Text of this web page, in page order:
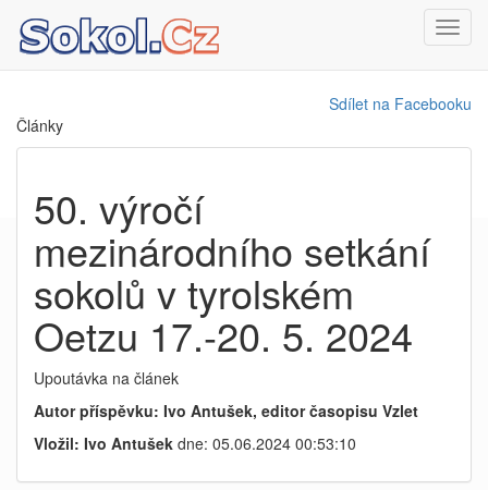
Sdílet na Facebooku
Články
50. výročí
mezinárodního setkání
sokolů v tyrolském
Oetzu 17.-20. 5. 2024
Upoutávka na článek
Autor příspěvku: Ivo Antušek, editor časopisu Vzlet
Vložil: Ivo Antušek dne: 05.06.2024 00:53:10